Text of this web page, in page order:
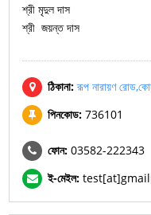
শ্রী মৃদুল দাস
শ্রী জয়ন্ত দাস
ঠিকানা: রূপ নারায়ণ
পিনকোড: 736101
ফোন: 03582-222343
ই-মেইল: